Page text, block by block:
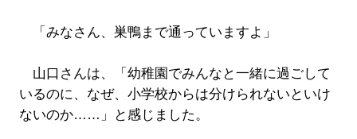
「みなさん、巣鴨まで通っていますよ」
山口さんは、「幼稚園でみんなと一緒に過ごして
いるのに、なぜ、小学校からは分けられないといけ
ないのか……」と感じました。